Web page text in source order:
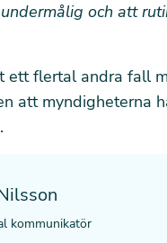
och att
ett flertal andra fall
att myndigheterna
kommunikatör